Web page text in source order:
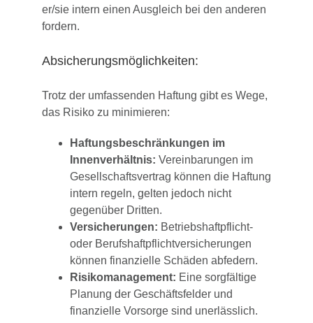
er/sie intern einen Ausgleich bei den anderen
fordern.
Absicherungsmöglichkeiten:
Trotz der umfassenden Haftung gibt es Wege,
das Risiko zu minimieren:
Haftungsbeschränkungen im
Innenverhältnis: Vereinbarungen im
Gesellschaftsvertrag können die Haftung
intern regeln, gelten jedoch nicht
gegenüber Dritten.
Versicherungen: Betriebshaftpflicht-
oder Berufshaftpflichtversicherungen
können finanzielle Schäden abfedern.
Risikomanagement: Eine sorgfältige
Planung der Geschäftsfelder und
finanzielle Vorsorge sind unerlässlich.